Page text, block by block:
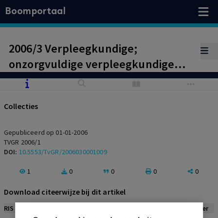
Boomportaal
2006/3 Verpleegkundige;
onzorgvuldige verpleegkundige
verslaglegging?; geen persoonlijke
Collecties
Gepubliceerd op 01-01-2006
TVGR 2006/1
DOI: 10.5553/TvGR/2006030001009
1 0 0 0 0
Download citeerwijze bij dit artikel
RIS Vancouver